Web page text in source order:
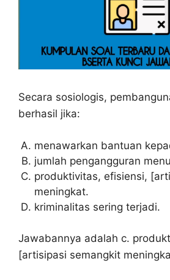
Secara sosiologis,
berhasil jika:
menawarkan bantuan
jumlah pengangguran
produktivitas, efisiensi,
meningkat.
kriminalitas sering terjadi.
Jawabannya adalah c.
[artisipasi semangkit